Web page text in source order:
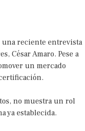
una reciente entrevista
César Amaro. Pese a
un mercado
no muestra un rol
ya establecida.